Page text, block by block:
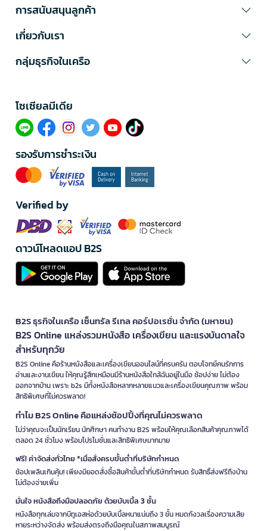
การสนับสนุนลูกค้า
เกี่ยวกับเรา
กลุ่มธุรกิจในเครือ
โซเซียลมีเดีย​
รองรับการชำระเงิน
Verified by
ดาวน์โหลดแอป B2S
B2S ธุรกิจในเครือ เซ็นทรัล รีเทล คอร์ปอเรชั่น จำกัด (มหาชน)
B2S Online แหล่งรวมหนังสือ เครื่องเขียน และแรงบันดาลใจ
สำหรับทุกวัย
B2S Online คือร้านหนังสือและเครื่องเขียนออนไลน์ที่ครบครัน ตอบโจทย์คนรักการ
อ่านและงานเขียน ให้คุณรู้สึกเหมือนมีร้านหนังสือใกล้ฉันอยู่ในมือ ช้อปง่าย ไม่ต้อง
ออกจากบ้าน เพราะ b2s มีทั้งหนังสือหลากหลายแนวและเครื่องเขียนคุณภาพ พร้อม
สิทธิพิเศษที่ไม่ควรพลาด!
ทำไม B2S Online คือแหล่งช้อปปิ้งที่คุณไม่ควรพลาด
ไม่ว่าคุณจะเป็นนักเรียน นักศึกษา คนทำงาน B2S พร้อมให้คุณเลือกสินค้าคุณภาพได้
ตลอด 24 ชั่วโมง พร้อมโปรโมชั่นและสิทธิพิเศษมากมาย
ฟรี! ค่าจัดส่งทั่วไทย *เมื่อสั่งครบขั้นต่ำที่บริษัทกำหนด
ช้อปเพลินเกินคุ้ม! เพียงมียอดสั่งซื้อสินค้าขั้นต่ำที่บริษัทกำหนด รับสิทธิ์ส่งฟรีถึงบ้าน
ไม่ต้องจ่ายเพิ่ม
มั่นใจ หนังสือถึงมือปลอดภัย ด้วยบับเบิ้ล 3 ชั้น
หนังสือทุกเล่มจากบีทูเอสห่อด้วยบับเบิ้ลหนาแน่นถึง 3 ชั้น หมดกังวลเรื่องความเสีย
หายระหว่างจัดส่ง พร้อมส่งตรงถึงมือคุณในสภาพสมบูรณ์